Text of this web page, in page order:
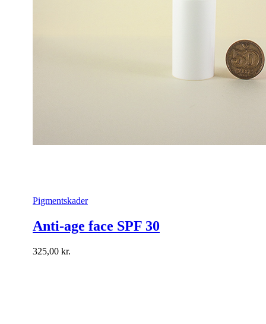
Pigmentskader
Anti-age face SPF 30
325,00 kr.